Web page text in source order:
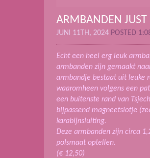
ARMBANDEN JUST
JUNI 11TH, 2024 POSTED
Echt een heel erg leuk
armbanden zijn gemaakt
armbandje bestaat uit leuke
waaromheen volgens een
een buitenste rand van
bijpassend magneetslotje
karabijnsluiting.
Deze armbanden zijn circa
polsmaat optellen.
(€ 12,50)